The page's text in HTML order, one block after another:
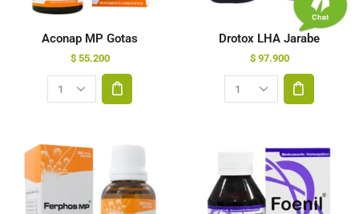
Aconap MP Gotas
$55.200
Drotox LHA Jarabe
$97.900